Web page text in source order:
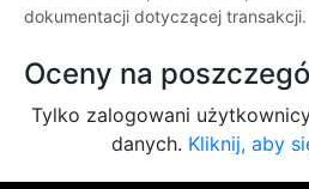
dokumentacji dotyczącej transakcji.
Oceny na
Tylko zalogowani
danych. Kliknij, aby